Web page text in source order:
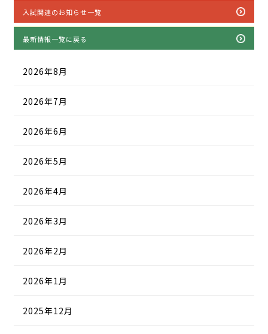
入試関連のお知らせ一覧
最新情報一覧に戻る
2026年8月
2026年7月
2026年6月
2026年5月
2026年4月
2026年3月
2026年2月
2026年1月
2025年12月